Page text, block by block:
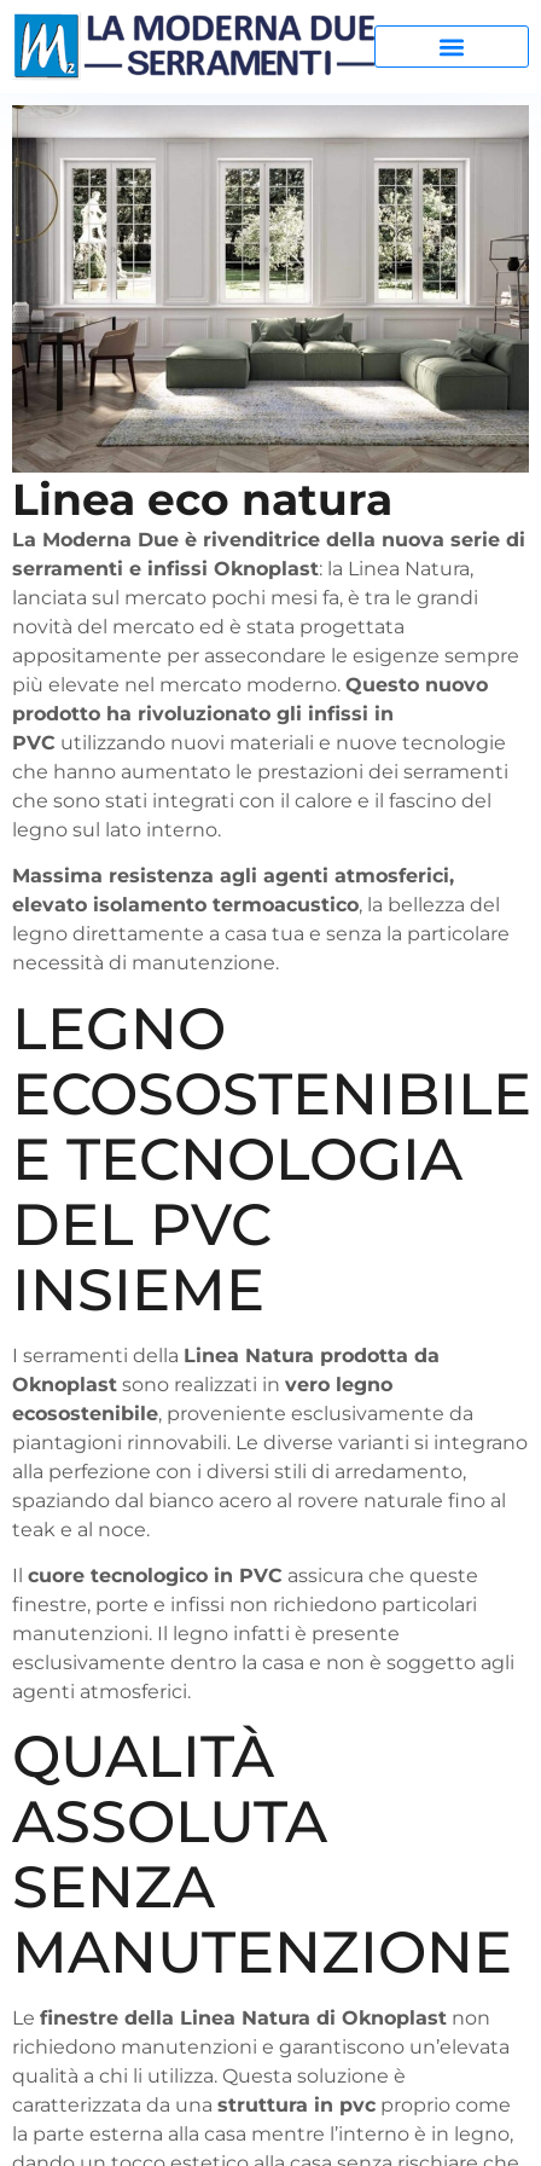
Linea eco natura
La Moderna Due è rivenditrice della nuova serie di
serramenti e infissi Oknoplast: la Linea Natura,
lanciata sul mercato pochi mesi fa, è tra le grandi
novità del mercato ed è stata progettata
appositamente per assecondare le esigenze sempre
più elevate nel mercato moderno. Questo nuovo
prodotto ha rivoluzionato gli infissi in
PVC utilizzando nuovi materiali e nuove tecnologie
che hanno aumentato le prestazioni dei serramenti
che sono stati integrati con il calore e il fascino del
legno sul lato interno.
Massima resistenza agli agenti atmosferici,
elevato isolamento termoacustico, la bellezza del
legno direttamente a casa tua e senza la particolare
necessità di manutenzione.
LEGNO
ECOSOSTENIBILE
E TECNOLOGIA
DEL PVC
INSIEME
I serramenti della Linea Natura prodotta da
Oknoplast sono realizzati in vero legno
ecosostenibile, proveniente esclusivamente da
piantagioni rinnovabili. Le diverse varianti si integrano
alla perfezione con i diversi stili di arredamento,
spaziando dal bianco acero al rovere naturale fino al
teak e al noce.
Il cuore tecnologico in PVC assicura che queste
finestre, porte e infissi non richiedono particolari
manutenzioni. Il legno infatti è presente
esclusivamente dentro la casa e non è soggetto agli
agenti atmosferici.
QUALITÀ
ASSOLUTA
SENZA
MANUTENZIONE
Le finestre della Linea Natura di Oknoplast non
richiedono manutenzioni e garantiscono un’elevata
qualità a chi li utilizza. Questa soluzione è
caratterizzata da una struttura in pvc proprio come
la parte esterna alla casa mentre l’interno è in legno,